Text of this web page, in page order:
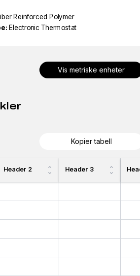
Reinforced Polymer
Electronic Thermostat
Vis metriske enheter
Kopier tabell
Header 2 Header 3